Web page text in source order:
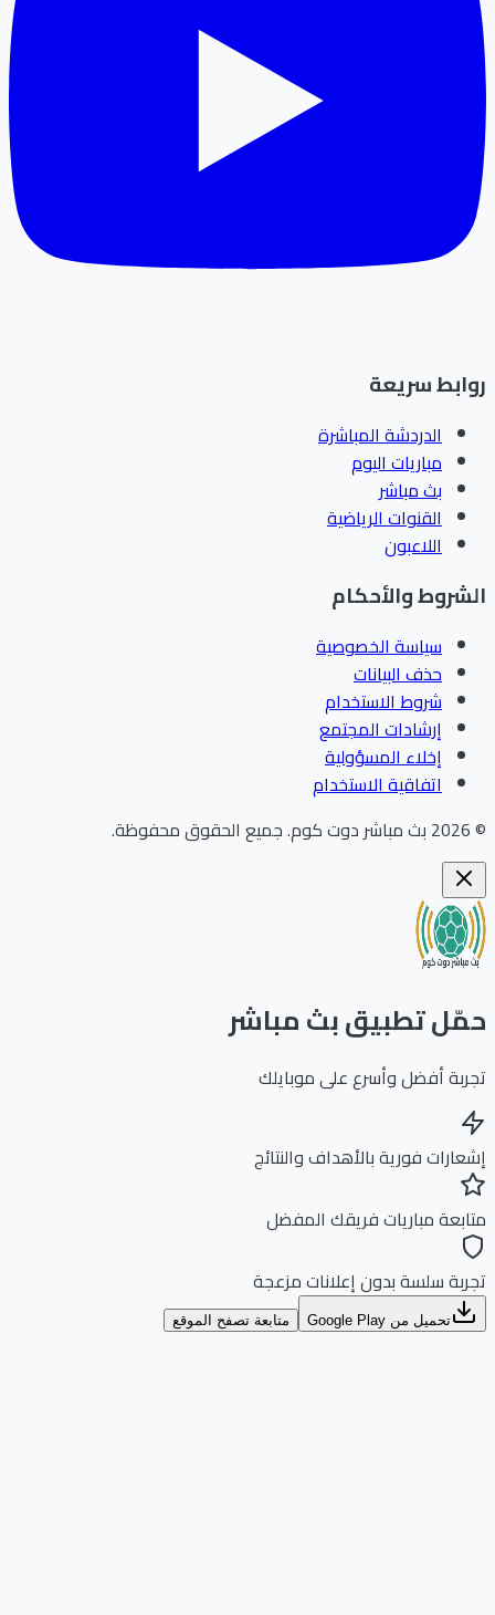
سريعة
الدردشة المباشرة
مباريات اليوم
بث مباشر
القنوات الرياضية
اللاعبون
والأحكام
سياسة الخصوصية
حذف البيانات
شروط الاستخدام
إرشادات المجتمع
إخلاء المسؤولية
اتفاقية الاستخدام
بث مباشر دوت كوم.جميع الحقوق محفوظة.
تطبيق بث مباشر
أفضل وأسرع على موبايلك
فورية بالأهداف والنتائج
مباريات فريقك المفضل
سلسة بدون إعلانات مزعجة
تحميل من Google Play متابعة تصفح الموقع